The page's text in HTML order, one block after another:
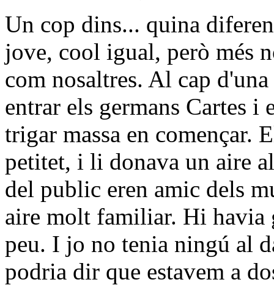
Un cop dins... quina
jove, cool igual, però més
com nosaltres. Al cap d'una
entrar els germans Cartes i
trigar massa en començar.
petitet, i li donava un aire
del public eren amic dels
aire molt familiar. Hi havia
peu. I jo no tenia ningú al
podria dir que estavem a